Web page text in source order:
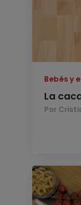
Bebés y
La
Por